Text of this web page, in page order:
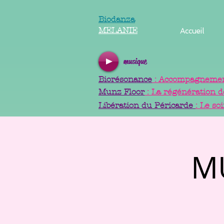
Biodanza
MELANIE
Accueil
musique
Biorésonance :
Munz Floor: La régénération
Libération du Péricarde : Le